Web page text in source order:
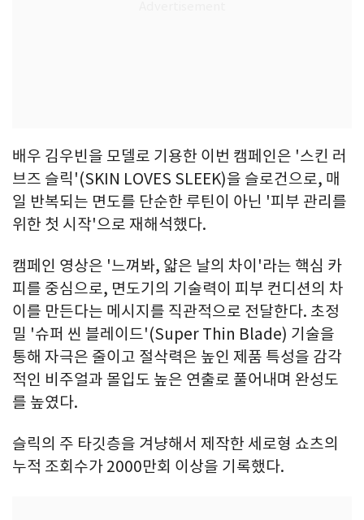
배우 김우빈을 모델로 기용한 이번 캠페인은 '스킨 러
브즈 슬릭'(SKIN LOVES SLEEK)을 슬로건으로, 매
일 반복되는 면도를 단순한 루틴이 아닌 '피부 관리를
위한 첫 시작'으로 재해석했다.
캠페인 영상은 '느껴봐, 얇은 날의 차이'라는 핵심 카
피를 중심으로, 면도기의 기술력이 피부 컨디션의 차
이를 만든다는 메시지를 직관적으로 전달한다. 초정
밀 '슈퍼 씬 블레이드'(Super Thin Blade) 기술을
통해 자극은 줄이고 절삭력은 높인 제품 특성을 감각
적인 비주얼과 몰입도 높은 연출로 풀어내며 완성도
를 높였다.
슬릭의 주 타깃층을 겨냥해서 제작한 세로형 쇼츠의
누적 조회수가 2000만회 이상을 기록했다.